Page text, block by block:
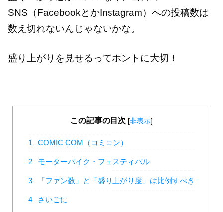
SNS（FacebookとかInstagram）への投稿数は
数え切れないんじゃないかな。
盛り上がりを見せるってホントに大切！
この記事の目次 [非表示]
1 COMIC COM（コミコン）
2 モーターバイク・フェスティバル
3 「ファン数」と「盛り上がり度」は比例すべき
4 さいごに